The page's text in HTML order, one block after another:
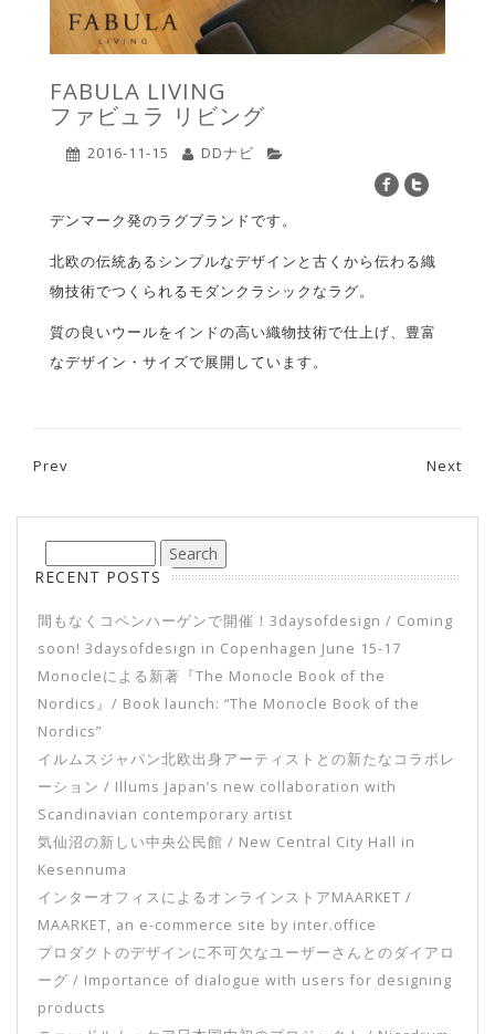
FABULA LIVING
ファビュラ リビング
2016-11-15 DDナビ
デンマーク発のラグブランドです。
北欧の伝統あるシンプルなデザインと古くから伝わる織
物技術でつくられるモダンクラシックなラグ。
質の良いウールをインドの高い織物技術で仕上げ、豊富
なデザイン・サイズで展開しています。
Prev Next
RECENT POSTS
間もなくコペンハーゲンで開催！3daysofdesign / Coming
soon! 3daysofdesign in Copenhagen June 15-17
Monocleによる新著『The Monocle Book of the
Nordics』/ Book launch: “The Monocle Book of the
Nordics”
イルムスジャパン北欧出身アーティストとの新たなコラボレ
ーション / Illums Japan’s new collaboration with
Scandinavian contemporary artist
気仙沼の新しい中央公民館 / New Central City Hall in
Kesennuma
インターオフィスによるオンラインストアMAARKET /
MAARKET, an e-commerce site by inter.office
プロダクトのデザインに不可欠なユーザーさんとのダイアロ
ーグ / Importance of dialogue with users for designing
products